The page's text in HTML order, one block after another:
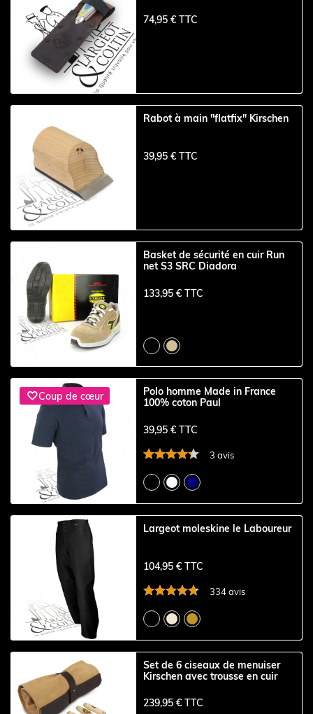
74,95 € TTC
Rabot à main "flatfix" Kirschen
39,95 € TTC
Basket de sécurité en cuir Run
net S3 SRC Diadora
133,95 € TTC
Coup de cœur
Polo homme Made in France
100% coton Paul
39,95 € TTC
3 avis
Largeot moleskine le Laboureur
104,95 € TTC
334 avis
Set de 6 ciseaux de menuiser
Kirschen avec trousse en cuir
239,95 € TTC